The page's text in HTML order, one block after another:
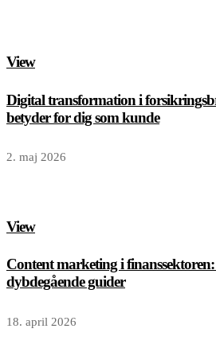
View
Digital transformation i
betyder for dig som kunde
2. maj 2026
View
Content marketing i
dybdegående guider
18. april 2026